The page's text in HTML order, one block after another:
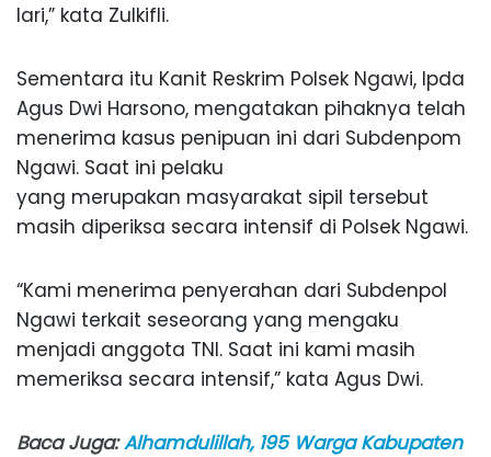
lari,” kata Zulkifli.
Sementara itu Kanit Reskrim Polsek Ngawi, Ipda
Agus Dwi Harsono, mengatakan pihaknya telah
menerima kasus penipuan ini dari Subdenpom
Ngawi. Saat ini pelaku
yang merupakan masyarakat sipil tersebut
masih diperiksa secara intensif di Polsek Ngawi.
“Kami menerima penyerahan dari Subdenpol
Ngawi terkait seseorang yang mengaku
menjadi anggota TNI. Saat ini kami masih
memeriksa secara intensif,” kata Agus Dwi.
Baca Juga:Alhamdulillah, 195 Warga Kabupaten